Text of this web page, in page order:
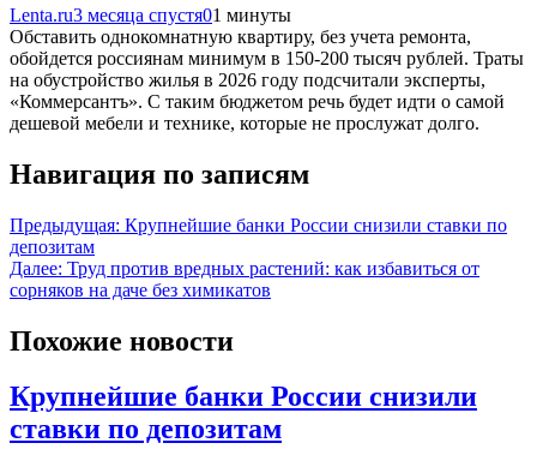
Lenta.ru3 месяца спустя01 минуты
Обставить однокомнатную квартиру, без учета ремонта,
обойдется россиянам минимум в 150-200 тысяч рублей. Траты
на обустройство жилья в 2026 году подсчитали эксперты,
«Коммерсантъ». С таким бюджетом речь будет идти о самой
дешевой мебели и технике, которые не прослужат долго.
Навигация по записям
Предыдущая: Крупнейшие банки России снизили ставки по
депозитам
Далее: Труд против вредных растений: как избавиться от
сорняков на даче без химикатов
Похожие новости
Крупнейшие банки России снизили
ставки по депозитам